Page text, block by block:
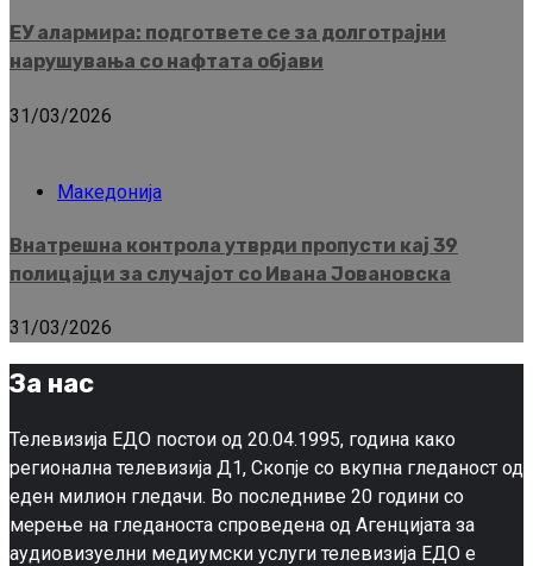
ЕУ алармира: подгответе се за долготрајни
нарушувања со нафтата објави
31/03/2026
Македонија
Внатрешна контрола утврди пропусти кај 39
полицајци за случајот со Ивана Јовановска
31/03/2026
За нас
Телевизија ЕДО постои од 20.04.1995, година како
регионална телевизија Д1, Скопје со вкупна гледаност од
еден милион гледачи. Во последниве 20 години со
мерење на гледаноста спроведена од Агенцијата за
аудиовизуелни медиумски услуги телевизија ЕДО е